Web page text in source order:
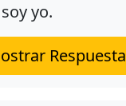
yo.
Respuesta